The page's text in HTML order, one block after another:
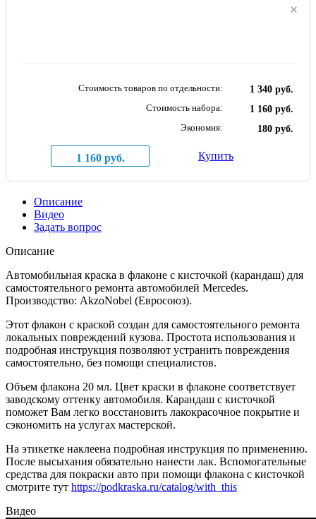
Стоимость товаров по отдельности:
1 340 руб.
Стоимость набора:
1 160 руб.
Экономия:
180 руб.
1 160 руб. Купить
Описание
Видео
Задать вопрос
Описание
Автомобильная краска в флаконе с кисточкой (карандаш) для
самостоятельного ремонта автомобилей Mercedes.
Производство: AkzoNobel (Евросоюз).
Этот флакон с краской создан для самостоятельного ремонта
локальных повреждений кузова. Простота использования и
подробная инструкция позволяют устранить повреждения
самостоятельно, без помощи специалистов.
Объем флакона 20 мл. Цвет краски в флаконе соответствует
заводскому оттенку автомобиля. Карандаш с кисточкой
поможет Вам легко восстановить лакокрасочное покрытие и
сэкономить на услугах мастерской.
На этикетке наклеена подробная инструкция по применению.
После высыхания обязательно нанести лак. Вспомогательные
средства для покраски авто при помощи флакона с кисточкой
смотрите тут https://podkraska.ru/catalog/with_this
Видео